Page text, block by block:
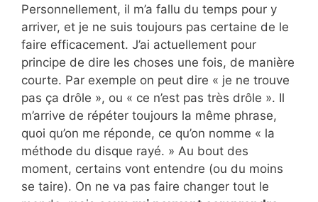
Personnellement, il m’a fallu du temps pour y
arriver, et je ne suis toujours pas certaine de le
faire efficacement. J’ai actuellement pour
principe de dire les choses une fois, de manière
courte. Par exemple on peut dire « je ne trouve
pas ça drôle », ou « ce n’est pas très drôle ». Il
m’arrive de répéter toujours la même phrase,
quoi qu’on me réponde, ce qu’on nomme « la
méthode du disque rayé. » Au bout des
moment, certains vont entendre (ou du moins
se taire). On ne va pas faire changer tout le